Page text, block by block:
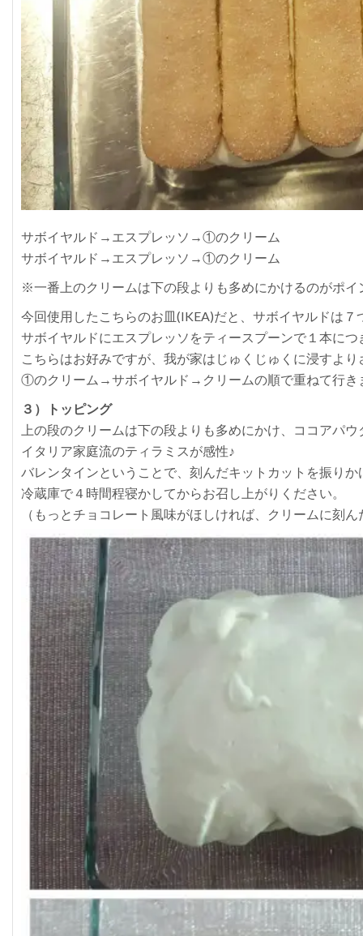
サボイヤルド→エスプレッソ→①のクリーム
サボイヤルド→エスプレッソ→①のクリーム
※一番上のクリームは下の段よりも多めにかけるのがポイ
今回使用したこちらのお皿(IKEA)だと、サボイヤルドは７
サボイヤルドにエスプレッソをティースプーンで１本に
こちらはお好みですが、我が家はじゅくじゅくに浸すよ
①のクリーム→サボイヤルド→クリームの順で重ねて行き
３）トッピング
上の段のクリームは下の段よりも多めにかけ、ココアパ
イタリア家庭流のティラミスが感性♪
バレンタインということで、刻んだキットカットを振りか
冷蔵庫で４時間程寝かしてからお召し上がりください。
（もっとチョコレート風味がほしければ、クリームに刻